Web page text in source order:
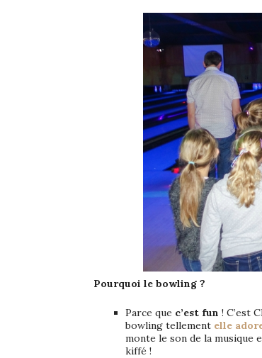
Pourquoi le bowling ?
Parce que c’est fun ! C’est
bowling tellement elle
monte le son de la musique
kiffé !